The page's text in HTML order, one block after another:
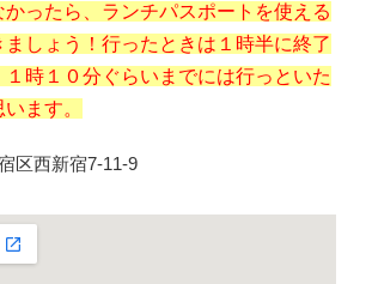
かったら、ランチパスポートを使える
しょう！行ったときは１時半に終了
１時１０分ぐらいまでには行っといた
ます。
区西新宿7-11-9